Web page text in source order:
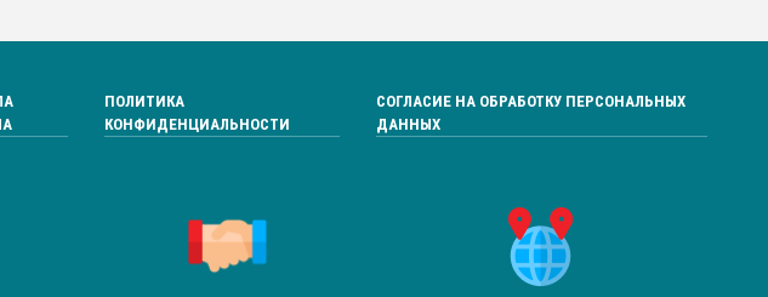
ПОЛИТИКА
КОНФИДЕНЦИАЛЬНОСТИ
СОГЛАСИЕ НА ОБРАБОТКУ ПЕРСОНАЛЬНЫХ
ДАННЫХ